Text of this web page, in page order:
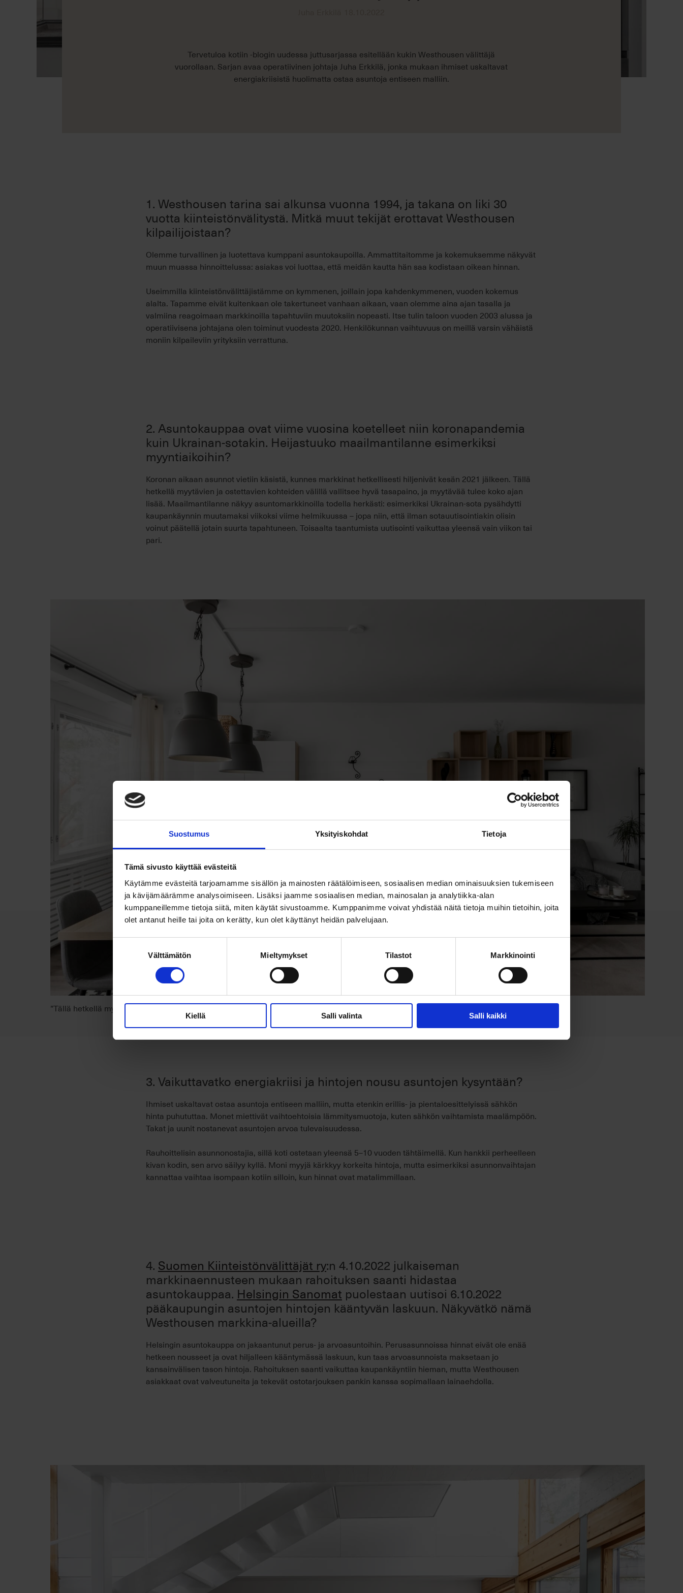
Suostumus Yksityiskohdat Tietoja
Tämä sivusto käyttää evästeitä
Käytämme evästeitä tarjoamamme sisällön ja mainosten räätälöimiseen, sosiaalisen median ominaisuuksien tukemiseen
ja kävijämäärämme analysoimiseen. Lisäksi jaamme sosiaalisen median, mainosalan ja analytiikka-alan
kumppaneillemme tietoja siitä, miten käytät sivustoamme. Kumppanimme voivat yhdistää näitä tietoja muihin tietoihin, joita
olet antanut heille tai joita on kerätty, kun olet käyttänyt heidän palvelujaan.
Suostumuksen
Välttämätön Mieltymykset Tilastot Markkinointi
Kiellä Salli valinta Salli kaikki
Tervetuloa kotiin -blogin uudessa juttusarjassa esitellään kukin Westhousen välittäjä
vuorollaan. Sarjan avaa operatiivinen johtaja Juha Erkkilä, jonka mukaan ihmiset uskaltavat
energiakriisistä huolimatta ostaa asuntoja entiseen malliin.
1. Westhousen tarina sai alkunsa vuonna 1994, ja takana on liki 30
vuotta kiinteistönvälitystä. Mitkä muut tekijät erottavat Westhousen
kilpailijoistaan?
Olemme turvallinen ja luotettava kumppani asuntokaupoilla. Ammattitaitomme ja kokemuksemme näkyvät
muun muassa hinnoittelussa: asiakas voi luottaa, että meidän kautta hän saa kodistaan oikean hinnan.
Useimmilla kiinteistönvälittäjistämme on kymmenen, joillain jopa kahdenkymmenen, vuoden kokemus
alalta. Tapamme eivät kuitenkaan ole takertuneet vanhaan aikaan, vaan olemme aina ajan tasalla ja
valmiina reagoimaan markkinoilla tapahtuviin muutoksiin nopeasti. Itse tulin taloon vuoden 2003 alussa ja
operatiivisena johtajana olen toiminut vuodesta 2020. Henkilökunnan vaihtuvuus on meillä varsin vähäistä
moniin kilpaileviin yrityksiin verrattuna.
2. Asuntokauppaa ovat viime vuosina koetelleet niin koronapandemia
kuin Ukrainan-sotakin. Heijastuuko maailmantilanne esimerkiksi
myyntiaikoihin?
Koronan aikaan asunnot vietiin käsistä, kunnes markkinat hetkellisesti hiljenivät kesän 2021 jälkeen. Tällä
hetkellä myytävien ja ostettavien kohteiden välillä vallitsee hyvä tasapaino, ja myytävää tulee koko ajan
lisää. Maailmantilanne näkyy asuntomarkkinoilla todella herkästi: esimerkiksi Ukrainan-sota pysähdytti
kaupankäynnin muutamaksi viikoksi viime helmikuussa – jopa niin, että ilman sotauutisointiakin olisin
voinut päätellä jotain suurta tapahtuneen. Toisaalta taantumista uutisointi vaikuttaa yleensä vain viikon tai
pari.
”Tällä hetkellä myytävien ja ostettavien kohteiden välillä vallitsee hyvä tasapaino”, vakuuttaa Westhousen operatiivinen johtaja Juha Erkkilä.
3. Vaikuttavatko energiakriisi ja hintojen nousu asuntojen kysyntään?
Ihmiset uskaltavat ostaa asuntoja entiseen malliin, mutta etenkin erillis- ja pientaloesittelyissä sähkön
hinta puhututtaa. Monet miettivät vaihtoehtoisia lämmitysmuotoja, kuten sähkön vaihtamista maalämpöön.
Takat ja uunit nostanevat asuntojen arvoa tulevaisuudessa.
Rauhoittelisin asunnonostajia, sillä koti ostetaan yleensä 5–10 vuoden tähtäimellä. Kun hankkii perheelleen
kivan kodin, sen arvo säilyy kyllä. Moni myyjä kärkkyy korkeita hintoja, mutta esimerkiksi asunnonvaihtajan
kannattaa vaihtaa isompaan kotiin silloin, kun hinnat ovat matalimmillaan.
4. Suomen Kiinteistönvälittäjät ry:n 4.10.2022 julkaiseman
markkinaennusteen mukaan rahoituksen saanti hidastaa
asuntokauppaa. Helsingin Sanomat puolestaan uutisoi 6.10.2022
pääkaupungin asuntojen hintojen kääntyvän laskuun. Näkyvätkö nämä
Westhousen markkina-alueilla?
Helsingin asuntokauppa on jakaantunut perus- ja arvoasuntoihin. Perusasunnoissa hinnat eivät ole enää
hetkeen nousseet ja ovat hiljalleen kääntymässä laskuun, kun taas arvoasunnoista maksetaan jo
kansainvälisen tason hintoja. Rahoituksen saanti vaikuttaa kaupankäyntiin hieman, mutta Westhousen
asiakkaat ovat valveutuneita ja tekevät ostotarjouksen pankin kanssa sopimallaan lainaehdolla.